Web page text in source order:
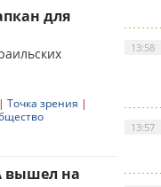
для
| Точка зрения |
вышел на
13:58
13:57